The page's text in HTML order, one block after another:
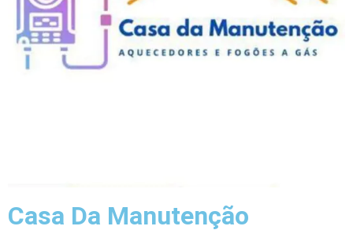
Casa Da Manutenção